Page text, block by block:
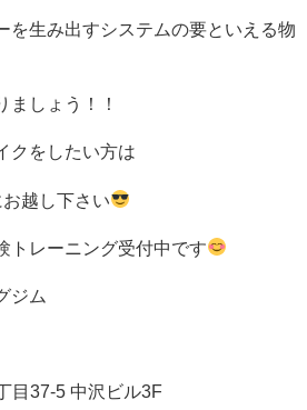
を生み出すシステムの要といえる物
ましょう！！
クをしたい方は
越し下さい
トレーニング受付中です
ジム
目 37-5 中沢ビル3F